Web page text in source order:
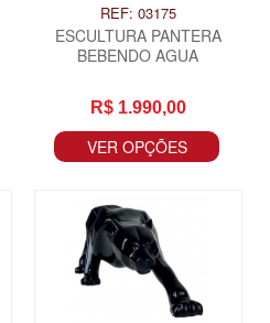
REF: 03175
ESCULTURA PANTERA
BEBENDO AGUA
R$ 1.990,00
VER OPÇÕES